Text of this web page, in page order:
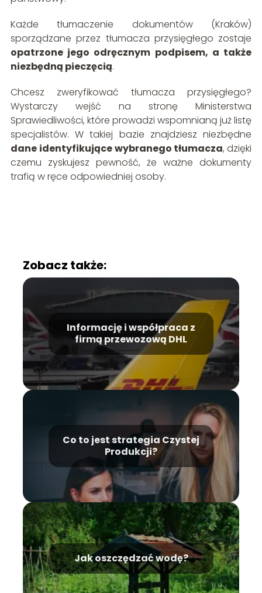
Każde tłumaczenie dokumentów (Kraków)
sporządzane przez tłumacza przysięgłego zostaje
opatrzone jego odręcznym podpisem, a także
niezbędną pieczęcią.
Chcesz zweryfikować tłumacza przysięgłego?
Wystarczy wejść na stronę Ministerstwa
Sprawiedliwości, które prowadzi wspomnianą już listę
specjalistów. W takiej bazie znajdziesz niezbędne
dane identyfikujące wybranego tłumacza, dzięki
czemu zyskujesz pewność, że ważne dokumenty
trafią w ręce odpowiedniej osoby.
Zobacz także:
Informację i współpraca z
firmą przewozową DHL
Co to jest strategia Czystej
Produkcji?
Jak oszczędzać wodę?